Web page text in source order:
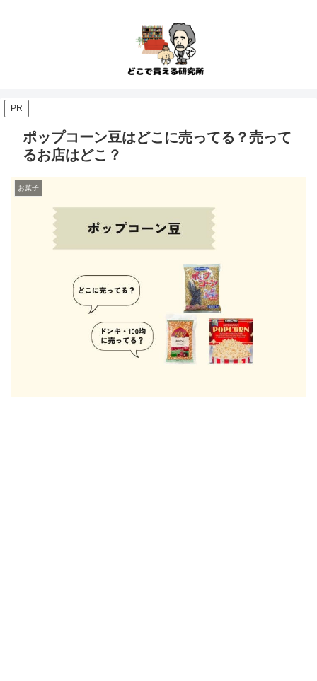
PR
ポップコーン豆はどこに売ってる？売って
るお店はどこ？
お菓子